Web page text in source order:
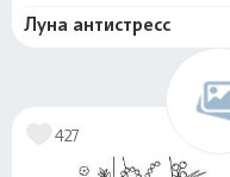
Луна антистресс
427